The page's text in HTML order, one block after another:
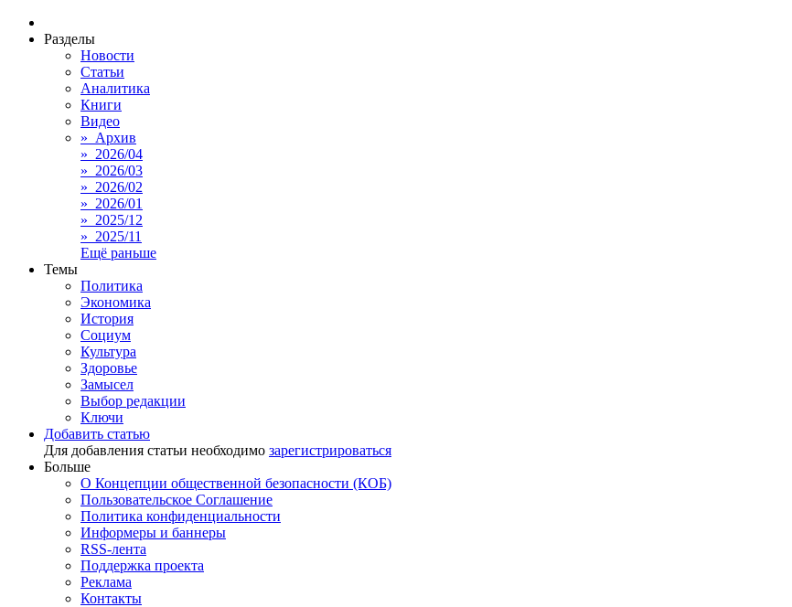
Разделы
Новости
Статьи
Аналитика
Книги
Видео
» Архив
» 2026/04
» 2026/03
» 2026/02
» 2026/01
» 2025/12
» 2025/11
Ещё раньше
Темы
Политика
Экономика
История
Социум
Культура
Здоровье
Замысел
Выбор редакции
Ключи
Добавить статью
Для добавления статьи необходимо зарегистрироваться
Больше
О Концепции общественной безопасности (КОБ)
Пользовательское Соглашение
Политика конфиденциальности
Информеры и баннеры
RSS-лента
Поддержка проекта
Реклама
Контакты